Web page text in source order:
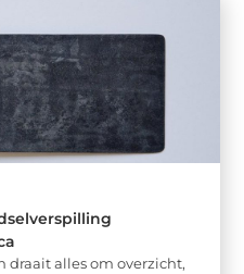
draait alles om overzicht,